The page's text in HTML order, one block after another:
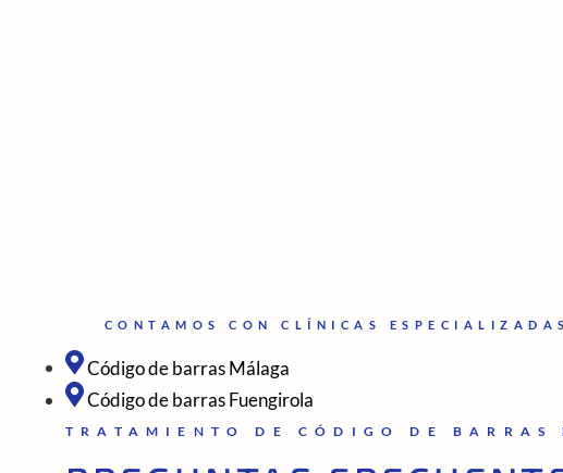
CONTAMOS CON CLÍNICAS
Código de barras Málaga
Código de barras Fuengirola
TRATAMIENTO DE CÓDIGO DE BARRAS